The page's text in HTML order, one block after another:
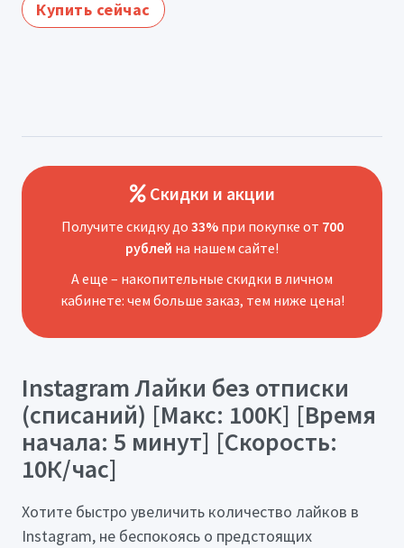
Купить сейчас
Скидки и акции
Получите скидку до 33%при покупке от 700
рублей на нашем сайте!
А еще – накопительные скидки в личном
кабинете: чем больше заказ, тем ниже цена!
Instagram Лайки без отписки
(списаний) [Макс: 100К] [Время
начала: 5 минут] [Скорость:
10К/час]
Хотите быстро увеличить количество лайков в
Instagram, не беспокоясь о предстоящих